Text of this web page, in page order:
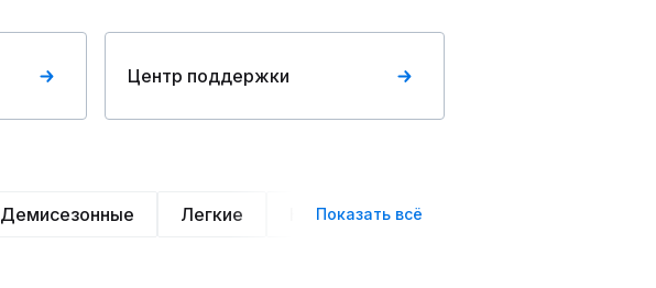
Центр поддержки
Демисезонные Легкие Нарядные
Показать всё